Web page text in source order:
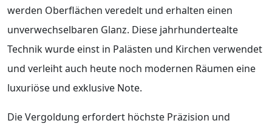
werden Oberflächen veredelt und erhalten einen
unverwechselbaren Glanz. Diese jahrhundertealte
Technik wurde einst in Palästen und Kirchen verwendet
und verleiht auch heute noch modernen Räumen eine
luxuriöse und exklusive Note.
Die Vergoldung erfordert höchste Präzision und